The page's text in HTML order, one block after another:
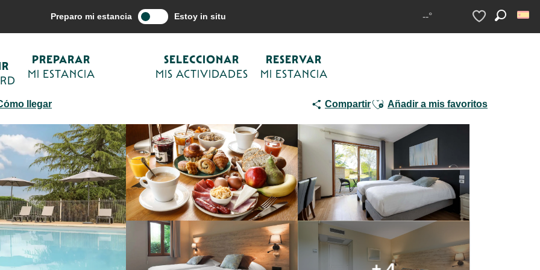
Preparo mi estancia Estoy in situ --°
Voir les favoris
PREPARAR
MI ESTANCIA
SELECCIONAR
MIS ACTIVIDADES
RESERVAR
MI ESTANCIA
Preparar mi estancia Alojamientos Hoteles en Sarlat y Perigord Noir
llegar CompartirAjouter aux favoris
Añadir a mis favoritos